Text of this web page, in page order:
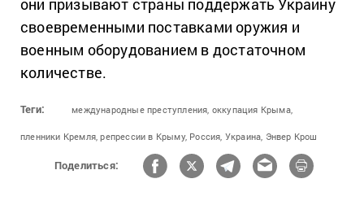
они призывают страны поддержать Украину
своевременными поставками оружия и
военным оборудованием в достаточном
количестве.
Теги: международные преступления, оккупация Крыма,
пленники Кремля, репрессии в Крыму, Россия, Украина, Энвер Крош
Поделиться: